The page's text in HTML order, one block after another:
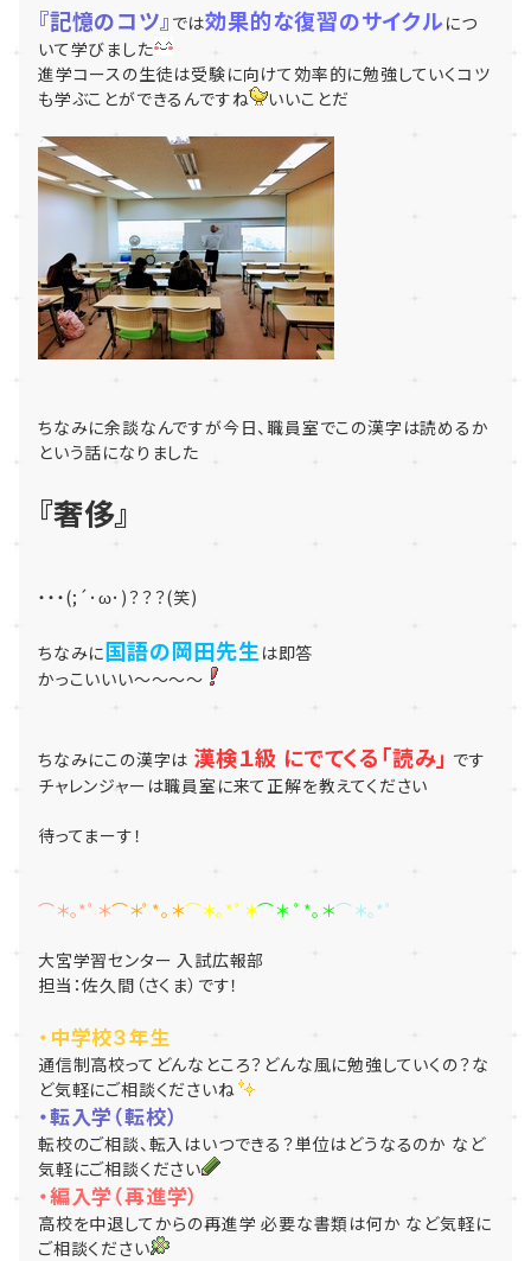
『記憶のコツ』 では効果的な復習のサイクル につ
いて学びました
進学コースの生徒は受験に向けて効率的に勉強していくコツ
も学ぶことができるんですね
いいことだ
ちなみに余談なんですが今日、職員室でこの漢字は読めるか
という話になりました
『奢侈』
・・・(;´･ω･)？？？(笑)
ちなみに国語の岡田先生 は即答
かっこいいい～～～～
ちなみにこの漢字は 漢検１級 にでてくる「読み」 です
チャレンジャーは職員室に来て正解を教えてください
待ってまーす！
⌒＊｡*ﾟ＊⌒＊ﾟ*｡＊⌒＊｡*ﾟ＊⌒＊ ﾟ*｡＊⌒＊｡*ﾟ
大宮学習センター 入試広報部
担当：佐久間（さくま）です！
・中学校３年生
通信制高校ってどんなところ？どんな風に勉強していくの？な
ど気軽にご相談くださいね
・転入学（転校）
転校のご相談、転入はいつできる？単位はどうなるのか など
気軽にご相談ください
・編入学（再進学）
高校を中退してからの再進学 必要な書類は何か など気軽に
ご相談ください